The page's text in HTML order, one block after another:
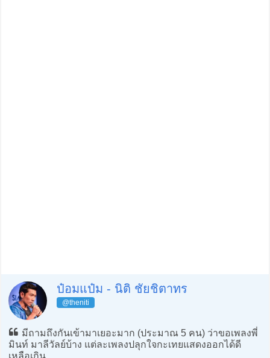
ป๋อมแป๋ม - นิติ ชัยชิตาทร
@theniti
มีถามถึงกันเข้ามาเยอะมาก (ประมาณ 5 คน) ว่าขอเพลงพี่
มินท์ มาลีวัลย์บ้าง แต่ละเพลงปลุกใจกะเทยแสดงออกได้ดี
เหลือเกิน